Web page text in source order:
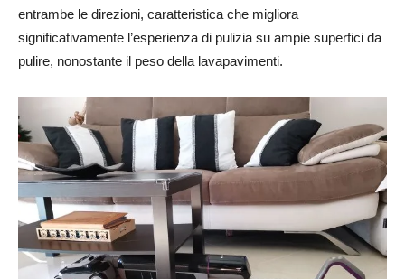
entrambe le direzioni, caratteristica che migliora
significativamente l’esperienza di pulizia su ampie superfici da
pulire, nonostante il peso della lavapavimenti.